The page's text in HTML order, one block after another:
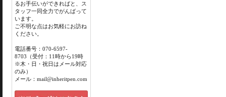
るお手伝いができればと、ス
タッフ一同全力でがんばって
います。
ご不明な点はお気軽にお訪ね
ください。
電話番号：070-6597-
8703（受付：11時から19時
※木・日・祝日はメール対応
のみ）
メール：mail@inheritpen.com